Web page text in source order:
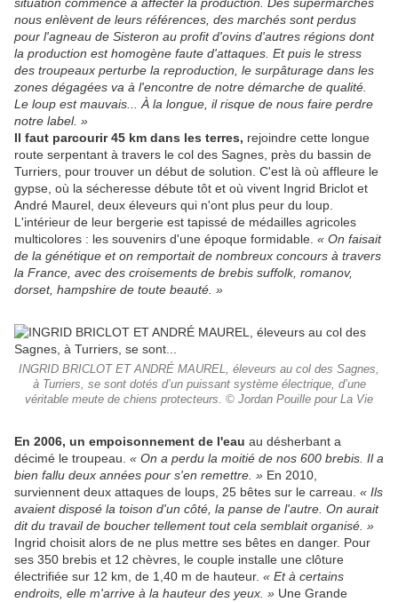
nous enlèvent de leurs références, des marchés sont perdus
pour l'agneau de Sisteron au profit d'ovins d'autres régions dont
la production est homogène faute d'attaques. Et puis le stress
des troupeaux perturbe la reproduction, le surpâturage dans les
zones dégagées va à l'encontre de notre démarche de qualité.
Le loup est mauvais... À la longue, il risque de nous faire perdre
notre label. »
Il faut parcourir 45 km dans les terres, rejoindre cette longue
route serpentant à travers le col des Sagnes, près du bassin de
Turriers, pour trouver un début de solution. C'est là où affleure le
gypse, où la sécheresse débute tôt et où vivent Ingrid Briclot et
André Maurel, deux éleveurs qui n'ont plus peur du loup.
L'intérieur de leur bergerie est tapissé de médailles agricoles
multicolores : les souvenirs d'une époque formidable. « On faisait
de la génétique et on remportait de nombreux concours à travers
la France, avec des croisements de brebis suffolk, romanov,
dorset, hampshire de toute beauté. »
INGRID BRICLOT ET ANDRÉ MAUREL, éleveurs au col des Sagnes,
à Turriers, se sont dotés d’un puissant système électrique, d’une
véritable meute de chiens protecteurs. © Jordan Pouille pour La Vie
En 2006, un empoisonnement de l'eau au désherbant a
décimé le troupeau. « On a perdu la moitié de nos 600 brebis. Il a
bien fallu deux années pour s'en remettre. » En 2010,
surviennent deux attaques de loups, 25 bêtes sur le carreau. « Ils
avaient disposé la toison d'un côté, la panse de l'autre. On aurait
dit du travail de boucher tellement tout cela semblait organisé. »
Ingrid choisit alors de ne plus mettre ses bêtes en danger. Pour
ses 350 brebis et 12 chèvres, le couple installe une clôture
électrifiée sur 12 km, de 1,40 m de hauteur. « Et à certains
endroits, elle m'arrive à la hauteur des yeux. » Une Grande